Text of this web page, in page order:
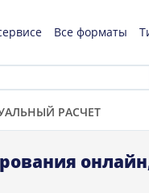
Все форматы
РАСЧЕТ